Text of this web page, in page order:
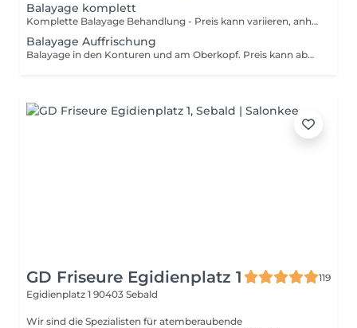
Balayage komplett
Komplette Balayage Behandlung - Preis kann variieren, anhand der benötigten Farbmenge!
Balayage Auffrischung
Balayage in den Konturen und am Oberkopf. Preis kann abhängig von der Farbmenge variieren. Eine Abtöung danach wird empfohlen, bitte seperat buchen!
GD Friseure Egidienplatz 1
119
Egidienplatz 1 90403 Sebald
Wir sind die Spezialisten für atemberaubende